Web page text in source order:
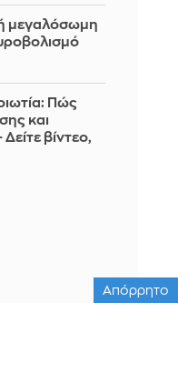
μεγαλόσωμη
Πώς
και
βίντεο,
Απόρρητο